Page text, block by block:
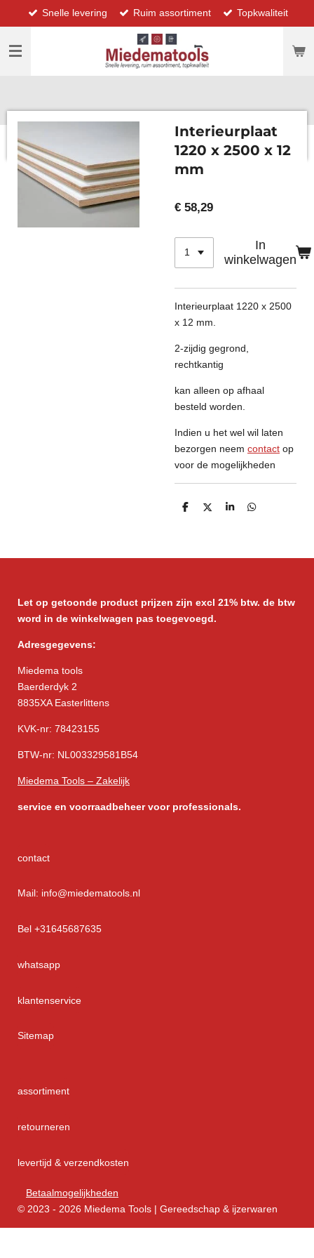
direct
naar
hoofdinhoud
Snelle levering Ruim assortiment Topkwaliteit
Interieurplaat
1220 x 2500 x 12
mm
€ 58,29
In
winkelwagen
Interieurplaat 1220 x 2500
x 12 mm.
2-zijdig gegrond,
rechtkantig
kan alleen op afhaal
besteld worden.
Indien u het wel wil laten
bezorgen neem contact op
voor de mogelijkheden
D
D
S
D
Let op getoonde product prijzen zijn excl 21% btw. de btw
word in de winkelwagen pas toegevoegd.
Adresgegevens:
Miedema tools
Baerderdyk 2
8835XA Easterlittens
KVK-nr: 78423155
BTW-nr: NL003329581B54
Miedema Tools – Zakelijk
service en voorraadbeheer voor professionals.
contact
Mail: info@miedematools.nl
Bel +31645687635
whatsapp
klantenservice
Sitemap
assortiment
retourneren
levertijd & verzendkosten
Betaalmogelijkheden
© 2023 - 2026 Miedema Tools | Gereedschap & ijzerwaren